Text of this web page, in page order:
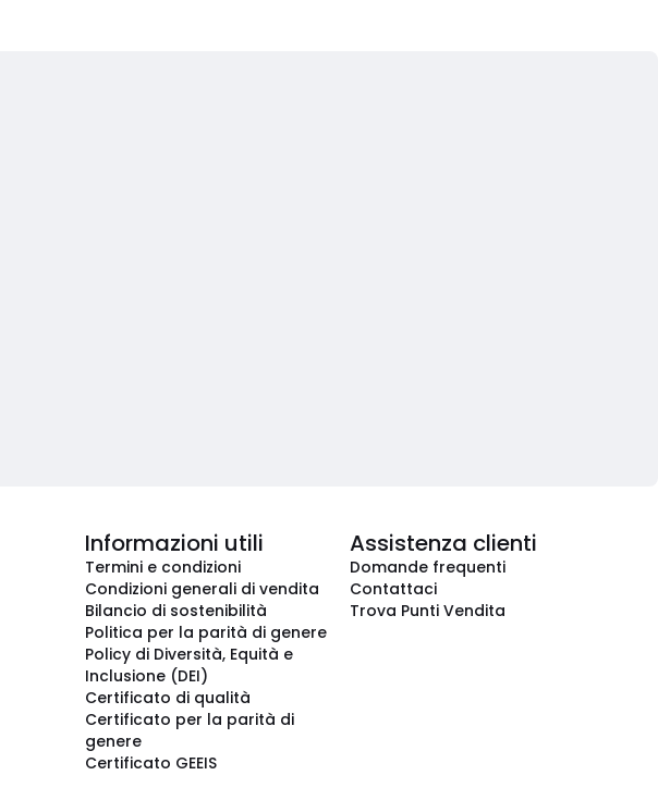
Informazioni utili
Termini e condizioni
Condizioni generali di vendita
Bilancio di sostenibilità
Politica per la parità di genere
Policy di Diversità, Equità e
Inclusione (DEI)
Certificato di qualità
Certificato per la parità di
genere
Certificato GEEIS
Assistenza clienti
Domande frequenti
Contattaci
Trova Punti Vendita